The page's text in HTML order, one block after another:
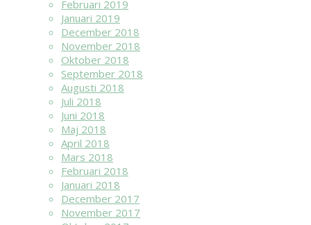
Februari 2019
Januari 2019
December 2018
November 2018
Oktober 2018
September 2018
Augusti 2018
Juli 2018
Juni 2018
Maj 2018
April 2018
Mars 2018
Februari 2018
Januari 2018
December 2017
November 2017